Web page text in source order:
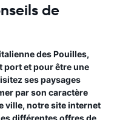
de
des Pouilles,
port et pour être une
ses paysages
par son caractère
ville, notre site internet